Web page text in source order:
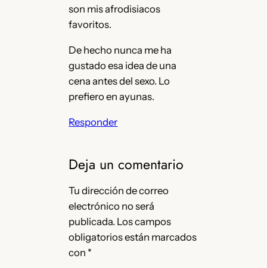
son mis afrodisiacos
favoritos.
De hecho nunca me ha
gustado esa idea de una
cena antes del sexo. Lo
prefiero en ayunas.
Responder
Deja un comentario
Tu dirección de correo
electrónico no será
publicada. Los campos
obligatorios están marcados
con *